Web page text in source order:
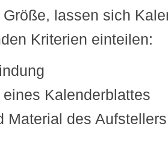
Größe, lassen sich
Kriterien einteilen:
Kalenderblattes
Material des Aufstellers